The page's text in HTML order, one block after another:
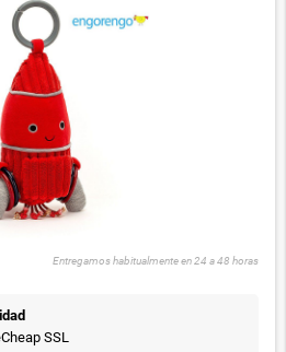
Entregamos habitualmente en 24 a 48 horas
SSL